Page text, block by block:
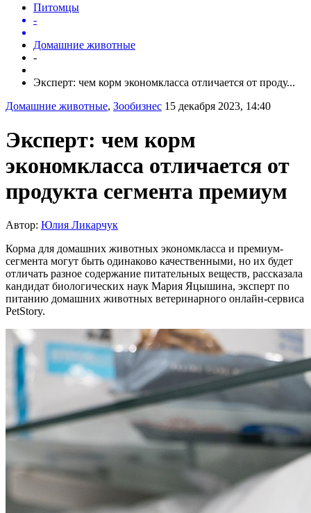
Питомцы
-
Домашние животные
-
Эксперт: чем корм экономкласса отличается от проду...
Домашние животные, Зообизнес 15 декабря 2023, 14:40
Эксперт: чем корм
экономкласса отличается от
продукта сегмента премиум
Автор: Юлия Ликарчук
Корма для домашних животных экономкласса и премиум-
сегмента могут быть одинаково качественными, но их будет
отличать разное содержание питательных веществ, рассказала
кандидат биологических наук Мария Яцышина, эксперт по
питанию домашних животных ветеринарного онлайн-сервиса
PetStory.